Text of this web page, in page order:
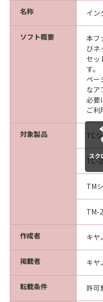
ア」を購入し
（以下「メディ
な欠陥がないこ
期間中に「メ
見された場合に
ア」を交換いた
保証の否認・免責
(1) 「本ソフトウエ
状態で使用許諾され
の関連会社、それら
は、「本ソフトウエ
特定の目的への適合
保証も、明示たると
(2) キヤノン、キヤ
売代理店及び販売店
の使用または使用不
（逸失利益及びその
損害を含むがこれら
て、一切の責任を負
え、キヤノン、キヤ
販売代理店及び販売
ついて知らされてい
名称 イン
ソフト概要
本フ
びネ
セッ
す。
ペー
なア
必要
ご利
対象製品 TC
TC-
TM
TM-
作成者 キヤ
掲載者 キヤ
転載条件 許可
スク